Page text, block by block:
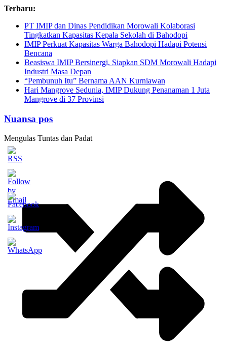
Skip
content
Terbaru:
PT IMIP dan Dinas Pendidikan Morowali Kolaborasi
Tingkatkan Kapasitas Kepala Sekolah di Bahodopi
IMIP Perkuat Kapasitas Warga Bahodopi Hadapi Potensi
Bencana
Beasiswa IMIP Bersinergi, Siapkan SDM Morowali Hadapi
Industri Masa Depan
“Pembunuh Itu” Bernama AAN Kurniawan
Hari Mangrove Sedunia, IMIP Dukung Penanaman 1 Juta
Mangrove di 37 Provinsi
Nuansa pos
Mengulas Tuntas dan Padat